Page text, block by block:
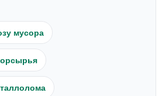
мусора